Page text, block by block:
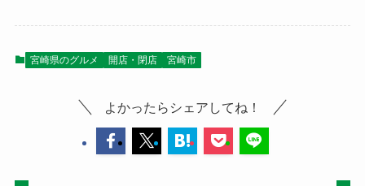
宮崎県のグルメ 開店・閉店 宮崎市
よかったらシェアしてね！